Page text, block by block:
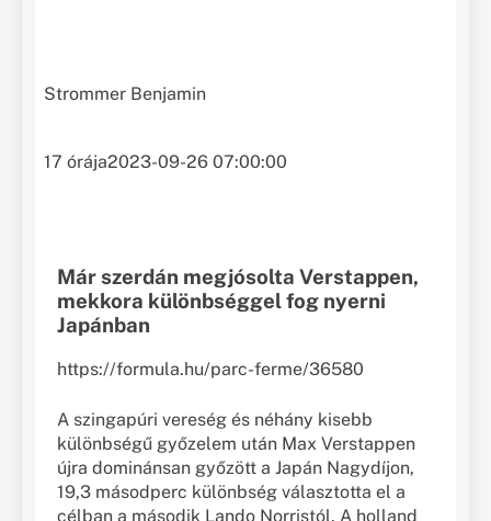
Strommer Benjamin
17 órája2023-09-26 07:00:00
Már szerdán megjósolta Verstappen,
mekkora különbséggel fog nyerni
Japánban
https://formula.hu/parc-ferme/36580
A szingapúri vereség és néhány kisebb
különbségű győzelem után Max Verstappen
újra dominánsan győzött a Japán Nagydíjon,
19,3 másodperc különbség választotta el a
célban a második Lando Norristól. A holland